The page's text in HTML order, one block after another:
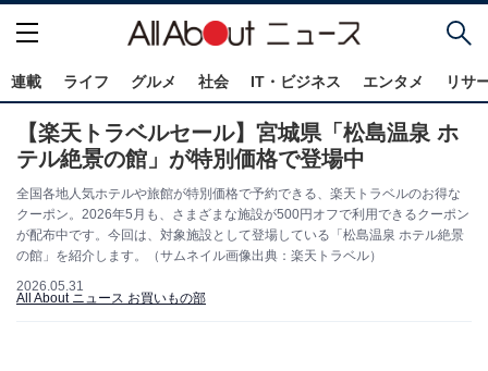
連載 ライフ グルメ 社会 IT・ビジネス エンタメ リサ
【楽天トラベルセール】宮城県「松島温泉 ホ
テル絶景の館」が特別価格で登場中
全国各地人気ホテルや旅館が特別価格で予約できる、楽天トラベルのお得な
クーポン。2026年5月も、さまざまな施設が500円オフで利用できるクーポン
が配布中です。今回は、対象施設として登場している「松島温泉 ホテル絶景
の館」を紹介します。（サムネイル画像出典：楽天トラベル）
2026.05.31
All About ニュース お買いもの部